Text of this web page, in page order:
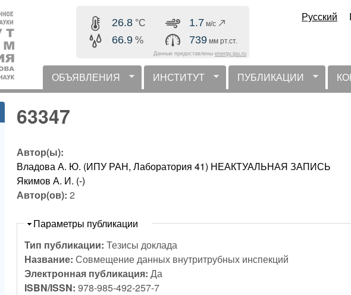
содержанию
26.8 °C
66.9 %
1.7 м/с
739 мм рт.ст.
Данные предоставлены energy.ipu.ru
Русский
горизонтальное меню
ОБЪЯВЛЕНИЯ ИНСТИТУТ ПУБЛИКАЦИИ
63347
Автор(ы):
Владова А. Ю. (ИПУ РАН, Лаборатория 41) НЕАКТУАЛЬНАЯ ЗАПИСЬ
Якимов А. И. (-)
Автор(ов):2
Скрыть
Параметры публикации
Тип публикации:Тезисы доклада
Название:Совмещение данных внутритрубных инспекций
Электронная публикация:Да
ISBN/ISSN:978-985-492-257-7